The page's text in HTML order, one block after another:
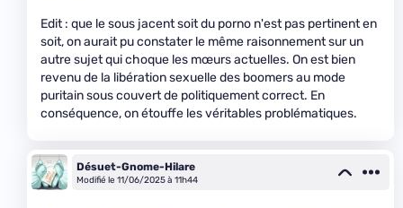
Edit : que le sous jacent soit du porno n'est pas pertinent en
soit, on aurait pu constater le même raisonnement sur un
autre sujet qui choque les mœurs actuelles. On est bien
revenu de la libération sexuelle des boomers au mode
puritain sous couvert de politiquement correct. En
conséquence, on étouffe les véritables problématiques.
Désuet-Gnome-Hilare
Modifié le 11/06/2025 à 11h44